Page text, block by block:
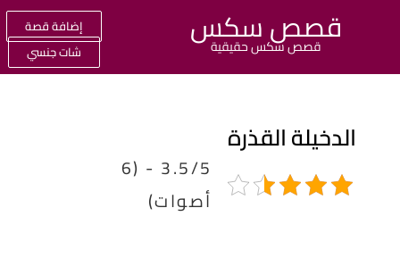
قصص سكس
قصص سكس حقيقية
إضافة قصة
شات جنسي
القذرة
3.5/5 - (6
أصوات)